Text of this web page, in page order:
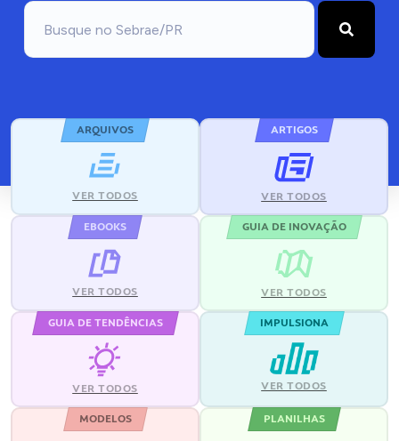
ARQUIVOS
VER TODOS
ARTIGOS
VER TODOS
EBOOKS
VER TODOS
GUIA DE INOVAÇÃO
VER TODOS
GUIA DE TENDÊNCIAS
VER TODOS
IMPULSIONA
VER TODOS
MODELOS PLANILHAS